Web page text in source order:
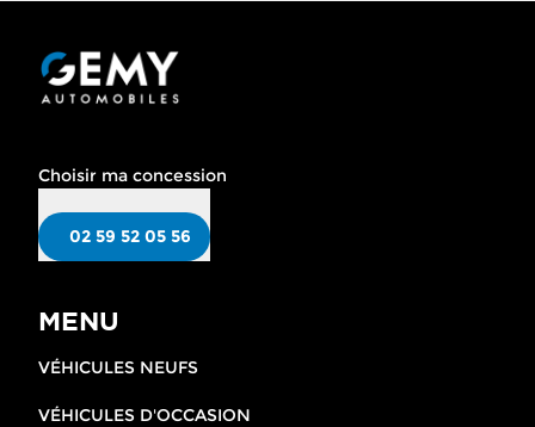
Choisir ma concession
02 59 52 05 56
MENU
VÉHICULES NEUFS
VÉHICULES D'OCCASION